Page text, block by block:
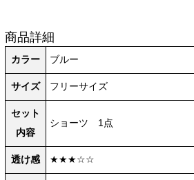
商品詳細
カラー ブルー
サイズ フリーサイズ
セット
内容
ショーツ 1点
透け感 ★★★☆☆